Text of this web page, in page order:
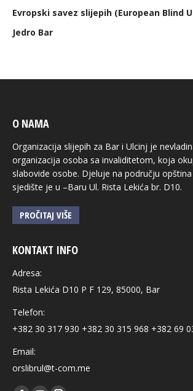
Evropski savez slijepih (European Blind
Jedro Bar
O NAMA
Organizacija slijepih za Bar i Ulcinj je
organizacija osoba sa invaliditetom, koja
slabovide osobe. Djeluje na području
sjedište je u –Baru Ul. Rista Lekića br. D10.
PROČITAJ VIŠE
KONTAKT INFO
Adresa:
Rista Lekića D10 P F 129, 85000, Bar
Telefon:
+382 30 317 930 +382 30 315 968 +382 69
Email:
orslibrul@t-com.me